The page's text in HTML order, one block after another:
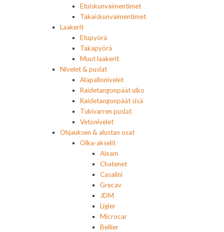
Etuiskunvaimentimet
Takaiskunvaimentimet
Laakerit
Etupyörä
Takapyörä
Muut laakerit
Nivelet & puslat
Alapallonivelet
Raidetangonpäät ulko
Raidetangonpäät sisä
Tukivarren puslat
Vetonivelet
Ohjauksen & alustan osat
Olka-akselit
Aixam
Chatenet
Casalini
Grecav
JDM
Ligier
Microcar
Bellier